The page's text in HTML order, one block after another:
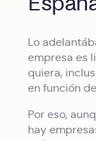
Lo
empresa es
quiera,
en función
Por eso,
hay